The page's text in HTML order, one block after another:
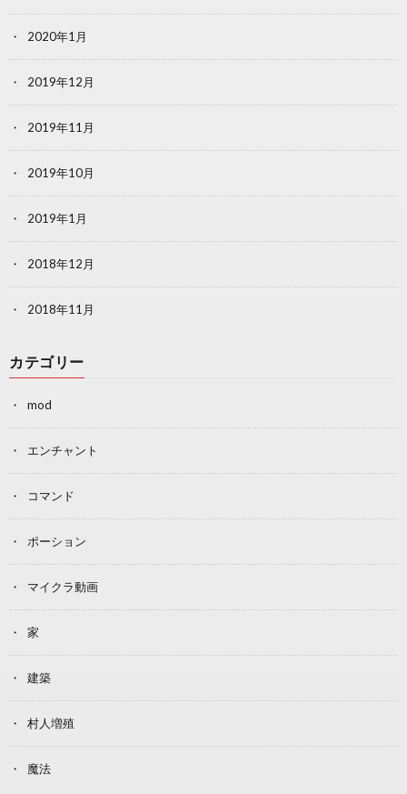
2020年1月
2019年12月
2019年11月
2019年10月
2019年1月
2018年12月
2018年11月
カテゴリー
mod
エンチャント
コマンド
ポーション
マイクラ動画
家
建築
村人増殖
魔法